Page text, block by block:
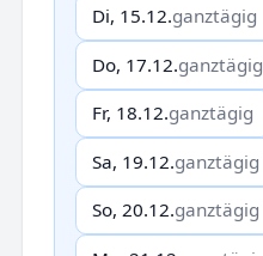
Di, 15.12.ganztägig
Do, 17.12.ganztägig
Fr, 18.12.ganztägig
Sa, 19.12.ganztägig
So, 20.12.ganztägig